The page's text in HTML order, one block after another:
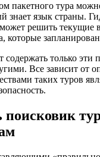
пакетного тура
знает язык страны.
решить текущие
которые
только эти
Все зависит от
таких туров